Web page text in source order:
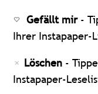
Gefällt mir-
Ihrer Instapaper-
Löschen -
Instapaper-